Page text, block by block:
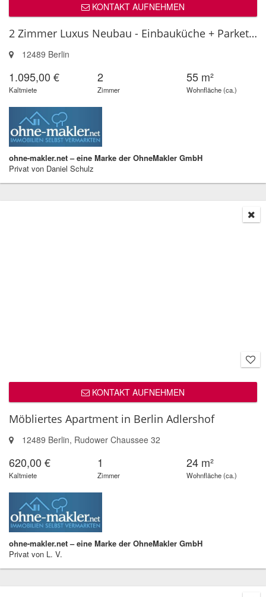
KONTAKT AUFNEHMEN
2 Zimmer Luxus Neubau - Einbauküche + Parkett - vom Eigentümer
12489 Berlin
1.095,00 €
Kaltmiete
2
Zimmer
55 m²
Wohnfläche (ca.)
ohne-makler.net – eine Marke der OhneMakler GmbH
Privat von Daniel Schulz
KONTAKT AUFNEHMEN
Möbliertes Apartment in Berlin Adlershof
12489 Berlin, Rudower Chaussee 32
620,00 €
Kaltmiete
1
Zimmer
24 m²
Wohnfläche (ca.)
ohne-makler.net – eine Marke der OhneMakler GmbH
Privat von L. V.